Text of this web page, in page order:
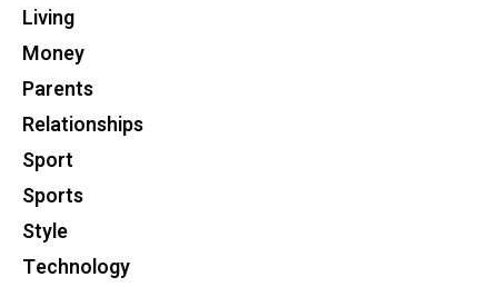
Living
Money
Parents
Relationships
Sport
Sports
Style
Technology